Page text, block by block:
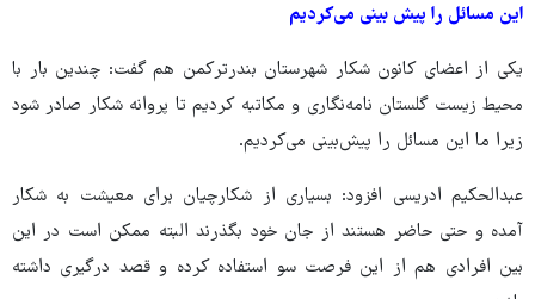
این مسائل را پیش بینی می‌کردیم
یکی از اعضای کانون شکار شهرستان بندرترکمن هم گفت: چندین بار با
محیط زیست گلستان نامه‌نگاری و مکاتبه کردیم تا پروانه شکار صادر شود
زیرا ما این مسائل را پیش‌بینی می‌کردیم.
عبدالحکیم ادریسی افزود: بسیاری از شکارچیان برای معیشت به شکار
آمده و حتی حاضر هستند از جان خود بگذرند البته ممکن است در این
بین افرادی هم از این فرصت سو استفاده کرده و قصد درگیری داشته